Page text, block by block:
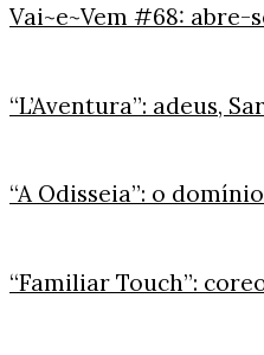
Vai~e~Vem #68: abre-
“L’Aventura”: adeus,
“A Odisseia”: o
“Familiar Touch”: